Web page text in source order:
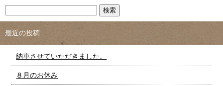
最近の投稿
納車させていただきました。
８月のお休み